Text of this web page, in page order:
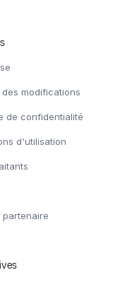
modifications
de confidentialité
d'utilisation
partenaire